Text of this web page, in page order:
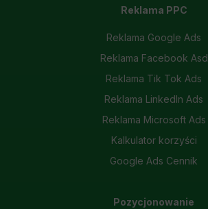
Reklama PPC
Reklama Google Ads
Reklama Facebook Asd
Reklama Tik Tok Ads
Reklama LinkedIn Ads
Reklama Microsoft Ads
Kalkulator korzyści
Google Ads Cennik
Pozycjonowanie